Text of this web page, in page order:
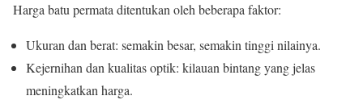
Harga batu permata ditentukan oleh beberapa faktor:
Ukuran dan berat: semakin besar, semakin tinggi nilainya.
Kejernihan dan kualitas optik: kilauan bintang yang jelas
meningkatkan harga.